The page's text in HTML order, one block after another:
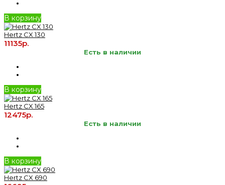
В корзину
Hertz CX 130
11135р.
Есть в наличии
В корзину
Hertz CX 165
12475р.
Есть в наличии
В корзину
Hertz CX 690